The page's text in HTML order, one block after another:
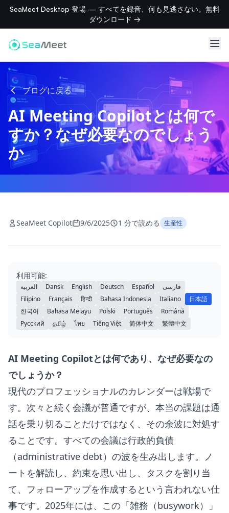
SeaMeet Desktop 登場 — すべてを録音、何も見逃さない。無料
ダウンロード →
ブログに戻る
AI Meeting Copilotとは何で
すか？なぜ必要なのでしょう
か
SeaMeet Copilot 9/6/2025 1 分で読める 生産性
利用可能:
العربية Dansk English Deutsch Español
فارسی
Filipino
Français हिन्दी Bahasa Indonesia Italiano
日本語
한국어
Bahasa Melayu Polski Português
Română
Русский
தமிழ் ไทย Tiếng Việt 简体中文 繁體中文
AI Meeting Copilotとは何であり、なぜ必要なの
でしょうか？
現代のプロフェッショナルのカレンダーは戦場で
す。次々と続く会議が普通ですが、本当の課題は通
話を乗り切ることだけではなく、その余波に対処す
ることです。すべての会議は行政的負債
（administrative debt）の波を生み出します。ノ
ートを解読し、約束を思い出し、タスクを割り当
て、フォローアップを作成するという言われない仕
事です。2025年には、この「雑務（busywork）」